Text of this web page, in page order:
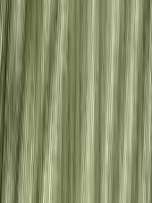
Швейная
Покупателю
Доставка
ОплатаСкидки
Аккаунт
Войти
Главная/ Каталог